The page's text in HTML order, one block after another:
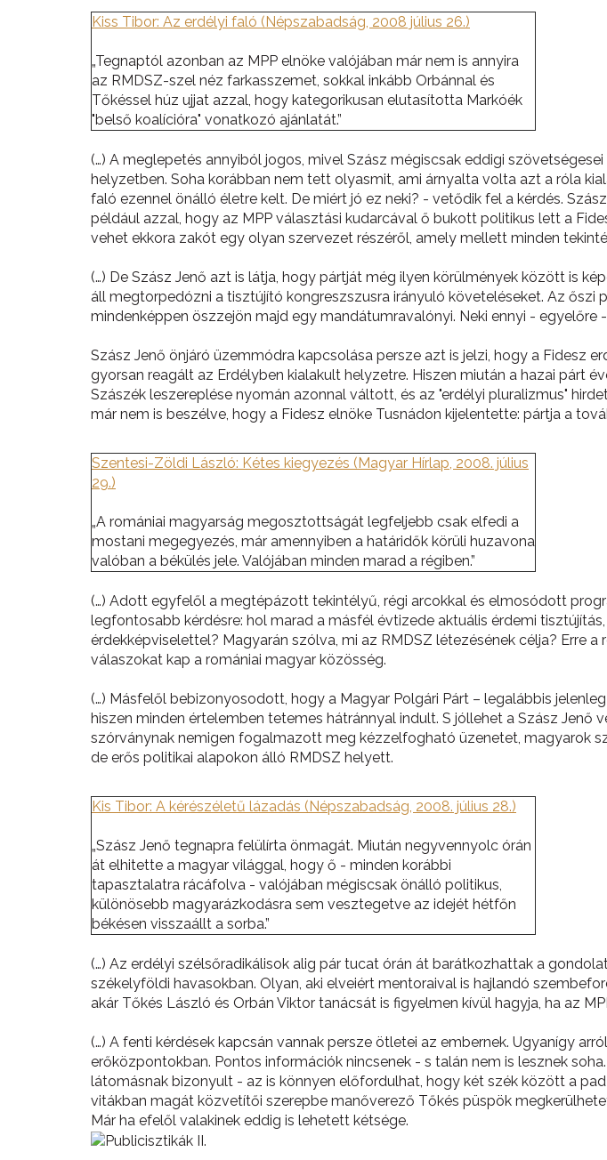
Kiss Tibor: Az erdélyi faló (Népszabadság, 2008 július 26.)
„Tegnaptól azonban az MPP elnöke valójában már nem is annyira
az RMDSZ-szel néz farkasszemet, sokkal inkább Orbánnal és
Tőkéssel húz ujjat azzal, hogy kategorikusan elutasította Markóék
"belső koalícióra" vonatkozó ajánlatát.”
(…) A meglepetés annyiból jogos, mivel Szász mégiscsak eddigi
helyzetben. Soha korábban nem tett olyasmit, ami árnyalta volta azt a róla
faló ezennel önálló életre kelt. De miért jó ez neki? - vetődik fel a kérdés.
például azzal, hogy az MPP választási kudarcával ő bukott politikus lett a
vehet ekkora zakót egy olyan szervezet részéről, amely mellett minden
(…) De Szász Jenő azt is látja, hogy pártját még ilyen körülmények között is
áll megtorpedózni a tisztújító kongreszszusra irányuló követeléseket. Az
mindenképpen öszzejön majd egy mandátumravalónyi. Neki ennyi - egyelőre
Szász Jenő önjáró üzemmódra kapcsolása persze azt is jelzi, hogy a Fidesz
gyorsan reagált az Erdélyben kialakult helyzetre. Hiszen miután a hazai párt
Szászék leszereplése nyomán azonnal váltott, és az "erdélyi pluralizmus"
már nem is beszélve, hogy a Fidesz elnöke Tusnádon kijelentette: pártja a
Szentesi-Zöldi László: Kétes kiegyezés (Magyar Hírlap, 2008. július
29.)
„A romániai magyarság megosztottságát legfeljebb csak elfedi a
mostani megegyezés, már amennyiben a határidők körüli huzavona
valóban a békülés jele. Valójában minden marad a régiben.”
(…) Adott egyfelől a megtépázott tekintélyű, régi arcokkal és elmosódott
legfontosabb kérdésre: hol marad a másfél évtizede aktuális érdemi
érdekképviselettel? Magyarán szólva, mi az RMDSZ létezésének célja? Erre
válaszokat kap a romániai magyar közösség.
(…) Másfelől bebizonyosodott, hogy a Magyar Polgári Párt – legalábbis
hiszen minden értelemben tetemes hátránnyal indult. S jóllehet a Szász
szórványnak nemigen fogalmazott meg kézzelfogható üzenetet, magyarok
de erős politikai alapokon álló RMDSZ helyett.
Kis Tibor: A kérészéletű lázadás (Népszabadság, 2008. július 28.)
„Szász Jenő tegnapra felülírta önmagát. Miután negyvennyolc órán
át elhitette a magyar világgal, hogy ő - minden korábbi
tapasztalatra rácáfolva - valójában mégiscsak önálló politikus,
különösebb magyarázkodásra sem vesztegetve az idejét hétfőn
békésen visszaállt a sorba.”
(…) Az erdélyi szélsőradikálisok alig pár tucat órán át barátkozhattak a
székelyföldi havasokban. Olyan, aki elveiért mentoraival is hajlandó
akár Tőkés László és Orbán Viktor tanácsát is figyelmen kívül hagyja, ha az
(…) A fenti kérdések kapcsán vannak persze ötletei az embernek. Ugyanígy
erőközpontokban. Pontos információk nincsenek - s talán nem is lesznek
látomásnak bizonyult - az is könnyen előfordulhat, hogy két szék között a
vitákban magát közvetítői szerepbe manőverező Tőkés püspök
Már ha efelől valakinek eddig is lehetett kétsége.